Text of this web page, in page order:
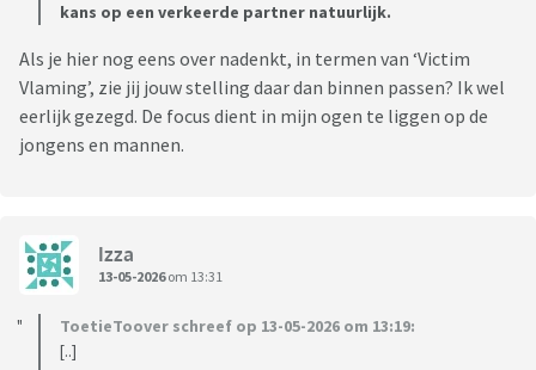
kans op een verkeerde partner natuurlijk.
Als je hier nog eens over nadenkt, in termen van ‘Victim
Vlaming’, zie jij jouw stelling daar dan binnen passen? Ik wel
eerlijk gezegd. De focus dient in mijn ogen te liggen op de
jongens en mannen.
Izza
13-05-2026om 13:31
ToetieToover schreef op 13-05-2026 om 13:19:
[..]